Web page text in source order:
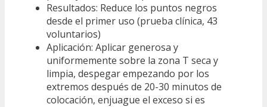
Resultados: Reduce los puntos negros
desde el primer uso (prueba clínica, 43
voluntarios)
Aplicación: Aplicar generosa y
uniformemente sobre la zona T seca y
limpia, despegar empezando por los
extremos después de 20-30 minutos de
colocación, enjuague el exceso si es